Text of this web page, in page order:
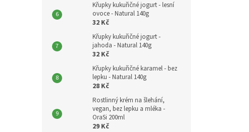
Křupky kukuřičné jogurt - lesní
ovoce - Natural 140g
32 Kč
Křupky kukuřičné jogurt -
jahoda - Natural 140g
32 Kč
Křupky kukuřičné karamel - bez
lepku - Natural 140g
28 Kč
Rostlinný krém na šlehání,
vegan, bez lepku a mléka -
OraSi 200ml
29 Kč